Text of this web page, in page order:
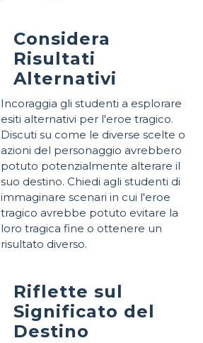
Considera
Risultati
Alternativi
Incoraggia gli studenti a esplorare
esiti alternativi per l'eroe tragico.
Discuti su come le diverse scelte o
azioni del personaggio avrebbero
potuto potenzialmente alterare il
suo destino. Chiedi agli studenti di
immaginare scenari in cui l'eroe
tragico avrebbe potuto evitare la
loro tragica fine o ottenere un
risultato diverso.
Riflette sul
Significato del
Destino